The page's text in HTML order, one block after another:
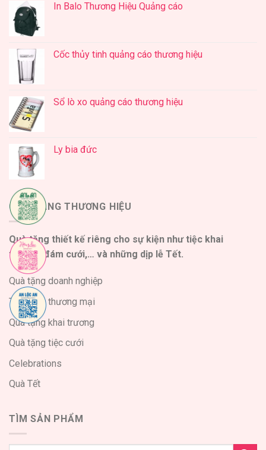
In Balo Thương Hiệu Quảng cáo
Cốc thủy tinh quảng cáo thương hiệu
Sổ lò xo quảng cáo thương hiệu
Ly bia đức
QUÀ TẶNG THƯƠNG HIỆU
Quà tặng thiết kế riêng cho sự kiện như tiệc khai
trương, đám cưới,… và những dịp lễ Tết.
Quà tặng doanh nghiệp
Triển lãm thương mại
Quà tặng khai trương
Quà tặng tiệc cưới
Celebrations
Quà Tết
TÌM SẢN PHẨM